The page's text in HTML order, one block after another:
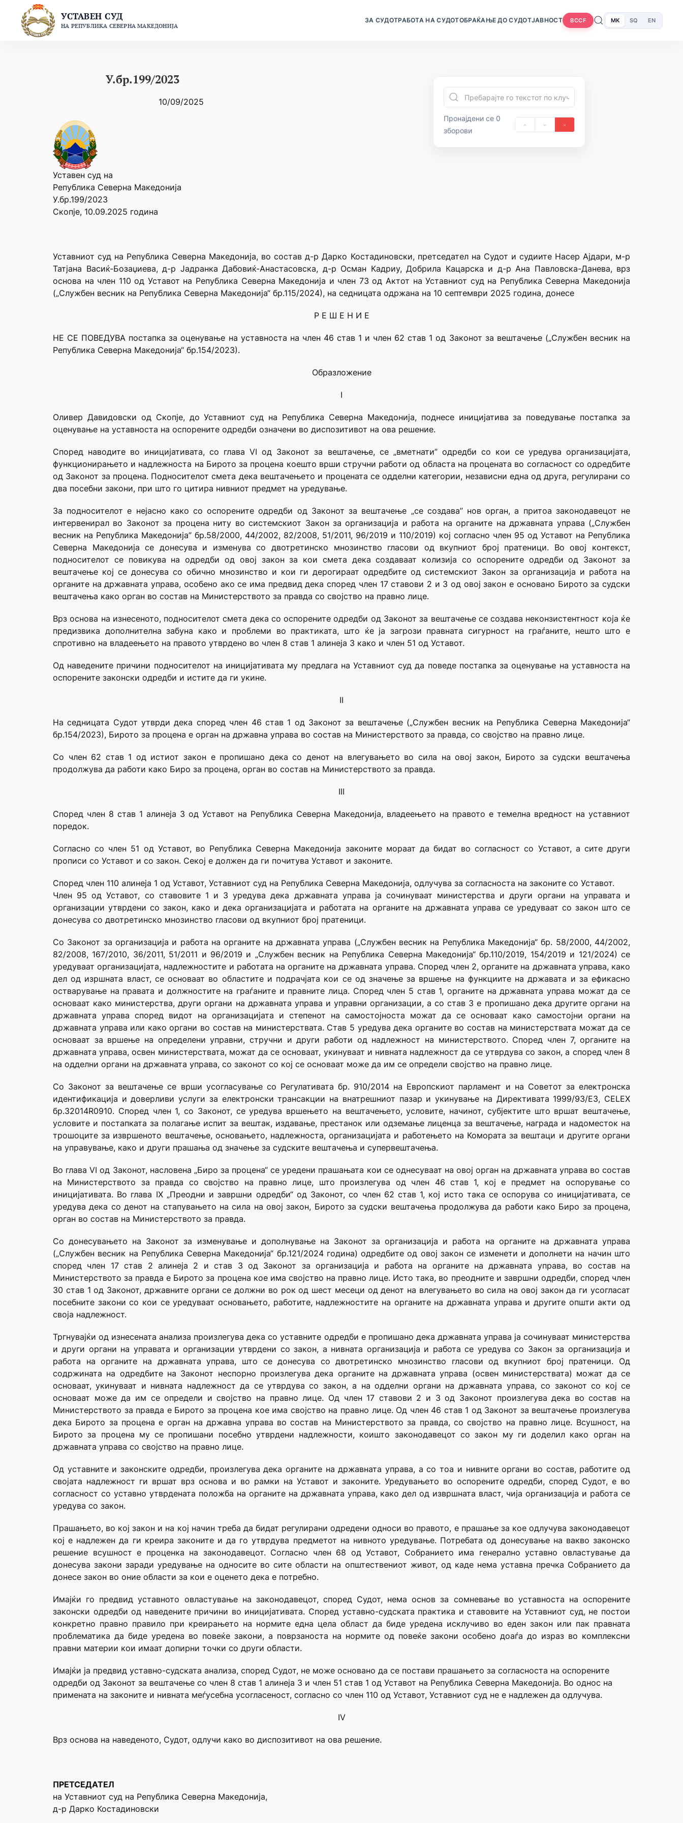
content
УСТАВЕН СУД
НА РЕПУБЛИКА СЕВЕРНА МАКЕДОНИЈА
ЗА СУДОТРАБОТА НА СУДОТОБРАЌАЊЕ ДО СУДОТЈАВНОСТ BCCF MK SQ EN
У.бр.199/2023
10/09/2025
Пронајдени се 0
зборови
Уставен суд на
Република Северна Македонија
У.бр.199/2023
Скопје, 10.09.2025 година
Уставниот суд на Република Северна Македонија, во состав д-р Дарко Костадиновски, претседател на Судот и судиите Насер Ајдари, м-р
Татјана Васиќ-Бозаџиева, д-р Јадранка Дабовиќ-Анастасовска, д-р Осман Кадриу, Добрила Кацарска и д-р Ана Павловска-Данева, врз
основа на член 110 од Уставот на Република Северна Македонија и член 73 од Актот на Уставниот суд на Република Северна Македонија
(„Службен весник на Република Северна Македонија“ бр.115/2024), на седницата одржана на 10 септември 2025 година, донесе
Р Е Ш Е Н И Е
НЕ СЕ ПОВЕДУВА постапка за оценување на уставноста на член 46 став 1 и член 62 став 1 од Законот за вештачење („Службен весник на
Република Северна Македонија“ бр.154/2023).
Образложение
I
Оливер Давидовски од Скопје, до Уставниот суд на Република Северна Македонија, поднесе иницијатива за поведување постапка за
оценување на уставноста на оспорените одредби означени во диспозитивот на ова решение.
Според наводите во иницијативата, со глава VI од Законот за вештачење, се „вметнати” одредби со кои се уредува организацијата,
функционирањето и надлежноста на Бирото за процена коешто врши стручни работи од областа на процената во согласност со одредбите
од Законот за процена. Подносителот смета дека вештачењето и процената се одделни категории, независни една од друга, регулирани со
два посебни закони, при што го цитира нивниот предмет на уредување.
За подносителот е нејасно како со оспорените одредби од Законот за вештачење „се создава” нов орган, а притоа законодавецот не
интервенирал во Законот за процена ниту во системскиот Закон за организација и работа на органите на државната управа („Службен
весник на Република Македонија” бр.58/2000, 44/2002, 82/2008, 51/2011, 96/2019 и 110/2019) кој согласно член 95 од Уставот на Република
Северна Македонија се донесува и изменува со двотретинско мнозинство гласови од вкупниот број пратеници. Во овој контекст,
подносителот се повикува на одредби од овој закон за кои смета дека создаваат колизија со оспорените одредби од Законот за
вештачење кој се донесува со обично мнозинство и кои ги дерогираат одредбите од системскиот Закон за организација и работа на
органите на државната управа, особено ако се има предвид дека според член 17 ставови 2 и 3 од овој закон е основано Бирото за судски
вештачења како орган во состав на Министерството за правда со својство на правно лице.
Врз основа на изнесеното, подносителот смета дека со оспорените одредби од Законот за вештачење се создава неконзистентност која ќе
предизвика дополнителна забуна како и проблеми во практиката, што ќе ја загрози правната сигурност на граѓаните, нешто што е
спротивно на владеењето на правото утврдено во член 8 став 1 алинеја 3 како и член 51 од Уставот.
Од наведените причини подносителот на иницијативата му предлага на Уставниот суд да поведе постапка за оценување на уставноста на
оспорените законски одредби и истите да ги укине.
II
На седницата Судот утврди дека според член 46 став 1 од Законот за вештачење („Службен весник на Република Северна Македонија“
бр.154/2023), Бирото за процена е орган на државна управа во состав на Министерството за правда, со својство на правно лице.
Со член 62 став 1 од истиот закон е пропишано дека со денот на влегувањето во сила на овој закон, Бирото за судски вештачења
продолжува да работи како Биро за процена, орган во состав на Министерството за правда.
III
Според член 8 став 1 алинеја 3 од Уставот на Република Северна Македонија, владеењето на правото е темелна вредност на уставниот
поредок.
Согласно со член 51 од Уставот, во Република Северна Македонија законите мораат да бидат во согласност со Уставот, а сите други
прописи со Уставот и со закон. Секој е должен да ги почитува Уставот и законите.
Според член 110 алинеја 1 од Уставот, Уставниот суд на Република Северна Македонија, одлучува за согласноста на законите со Уставот.
Член 95 од Уставот, со ставовите 1 и 3 уредува дека државната управа ја сочинуваат министерства и други органи на управата и
организации утврдени со закон, како и дека организацијата и работата на органите на државната управа се уредуваат со закон што се
донесува со двотретинско мнозинство гласови од вкупниот број пратеници.
Со Законот за организација и работа на органите на државната управа („Службен весник на Pепублика Mакедонија“ бр. 58/2000, 44/2002,
82/2008, 167/2010, 36/2011, 51/2011 и 96/2019 и „Службен весник на Pепублика Cеверна Mакедонија“ бр.110/2019, 154/2019 и 121/2024) се
уредуваат организацијата, надлежностите и работата на органите на државната управа. Според член 2, oрганите на државната управа, како
дел од изршната власт, се основаат во областите и подрачјата кои се од значење за вршење на функциите на државата и за ефикасно
остварување на правата и должностите на граѓаните и правните лица. Според член 5 став 1, органите на државната управа можат да се
основаат како министерства, други органи на државната управа и управни организации, а со став 3 е пропишано дека другите органи на
државната управа според видот на организацијата и степенот на самостојноста можат да се основаат како самостојни органи на
државната управа или како органи во состав на министерствата. Став 5 уредува дека органите во состав на министерствата можат да се
основаат за вршење на определени управни, стручни и други работи од надлежност на министерството. Според член 7, органите на
државната управа, освен министерствата, можат да се основаат, укинуваат и нивната надлежност да се утврдува со закон, a според член 8
на одделни органи на државната управа, со законот со кој се основаат може да им се определи својство на правно лице.
Со Законот за вештачење се врши усогласување со Регулативата бр. 910/2014 на Европскиот парламент и на Советот за електронска
идентификација и доверливи услуги за електронски трансакции на внатрешниот пазар и укинување на Директивата 1999/93/ЕЗ, CELEX
бр.32014R0910. Според член 1, со Законот, се уредува вршењето на вештачењето, условите, начинот, субјектите што вршат вештачење,
условите и постапката за полагање испит за вештак, издавање, престанок или одземање лиценца за вештачење, награда и надоместок на
трошоците за извршеното вештачење, основањето, надлежноста, организацијата и работењето на Комората за вештаци и другите органи
на управување, како и други прашања од значење за судските вештачења и супервештачења.
Во глава VI од Законот, насловена „Биро за процена“ се уредени прашањата кои се однесуваат на овој орган на државната управа во состав
на Министерството за правда со својство на правно лице, што произлегува од член 46 став 1, кој е предмет на оспорување со
иницијативата. Во глава IX „Преодни и завршни одредби“ од Законот, со член 62 став 1, кој исто така се оспорува со иницијативата, се
уредува дека со денот на стапувањето на сила на овој закон, Бирото за судски вештачења продолжува да работи како Биро за процена,
орган во состав на Министерството за правда.
Со донесувањето на Законот за изменување и дополнување на Законот за организација и работа на органите на државната управа
(„Службен весник на Република Северна Македонија“ бр.121/2024 година) одредбите од овој закон се изменети и дополнети на начин што
според член 17 став 2 алинеја 2 и став 3 од Законот за организација и работа на органите на државната управа, во состав на
Министерството за правда е Бирото за процена кое има својство на правно лице. Исто така, во преодните и завршни одредби, според член
30 став 1 од Законот, државните органи се должни во рок од шест месеци од денот на влегувањето во сила на овој закон да ги усогласат
посебните закони со кои се уредуваат основањето, работите, надлежностите на органите на државната управа и другите општи акти од
своја надлежност.
Тргнувајќи oд изнесената анализа произлегува дека со уставните одредби е пропишано дека државната управа ја сочинуваат министерства
и други органи на управата и организации утврдени со закон, а нивната организација и работа се уредува со Закон за организација и
работа на органите на државната управа, што се донесува со двотретинско мнозинство гласови од вкупниот број пратеници. Oд
содржината на одредбите на Законот неспорно произлегува дека органите на државната управа (освен министерствата) можат да се
основаат, укинуваат и нивната надлежност да се утврдува со закон, а на одделни органи на државната управа, со законот со кој се
основаат може да им се определи и својство на правно лице. Од член 17 ставови 2 и 3 од Законот произлегува дека во состав на
Министерството за правда е Бирото за процена кое има својство на правно лице. Од член 46 став 1 од Законот за вештачење произлегува
дека Бирото за процена е орган на државна управа во состав на Министерството за правда, со својство на правно лице. Всушност, на
Бирото за процена му се пропишани посебно утврдени надлежности, коишто законодавецот со закон му ги доделил како орган на
државната управа со својство на правно лице.
Од уставните и законските одредби, произлегува дека органите на државната управа, а со тоа и нивните органи во состав, работите од
својата надлежност ги вршат врз основа и во рамки на Уставот и законите. Уредувањето во оспорените одредби, според Судот, е во
согласност со уставно утврдената положба на органите на државната управа, како дел од извршната власт, чија организација и работа се
уредува со закон.
Прашањето, во кој закон и на кој начин треба да бидат регулирани одредени односи во правото, е прашање за кое одлучува законодавецот
кој е надлежен да ги креира законите и да го утврдува предметот на нивното уредување. Потребата од донесување на вакво законско
решение всушност е проценка на законодавецот. Согласно член 68 од Уставот, Собранието има генерално уставно овластување да
донесува закони заради уредување на односите во сите области на општествениот живот, од каде нема уставна пречка Собранието да
донесе закон во оние области за кои е оценето дека е потребно.
Имајќи го предвид уставното овластување на законодавецот, според Судот, нема основ за сомневање во уставноста на оспорените
законски одредби од наведените причини во иницијативата. Според уставно-судската практика и ставовите на Уставниот суд, не постои
конкретно правно правило при креирањето на нормите една цела област да биде уредена исклучиво во еден закон или пак правната
проблематика да биде уредена во повеќе закони, а поврзаностa на нормите од повеќе закони особено доаѓа до израз во комплексни
правни материи кои имаат допирни точки со други области.
Имајќи ја предвид уставно-судската анализа, според Судот, не може основано да се постави прашањето за согласноста на оспорените
одредби од Законот за вештачење со член 8 став 1 алинеја 3 и член 51 став 1 од Уставот на Република Северна Македонија. Во однос на
примената на законите и нивната меѓусебна усогласеност, согласно со член 110 од Уставот, Уставниот суд не е надлежен да одлучува.
IV
Врз основа на наведеното, Судот, одлучи како во диспозитивот на ова решение.
ПРЕТСЕДАТЕЛ
на Уставниот суд на Република Северна Македонија,
д-р Дарко Костадиновски